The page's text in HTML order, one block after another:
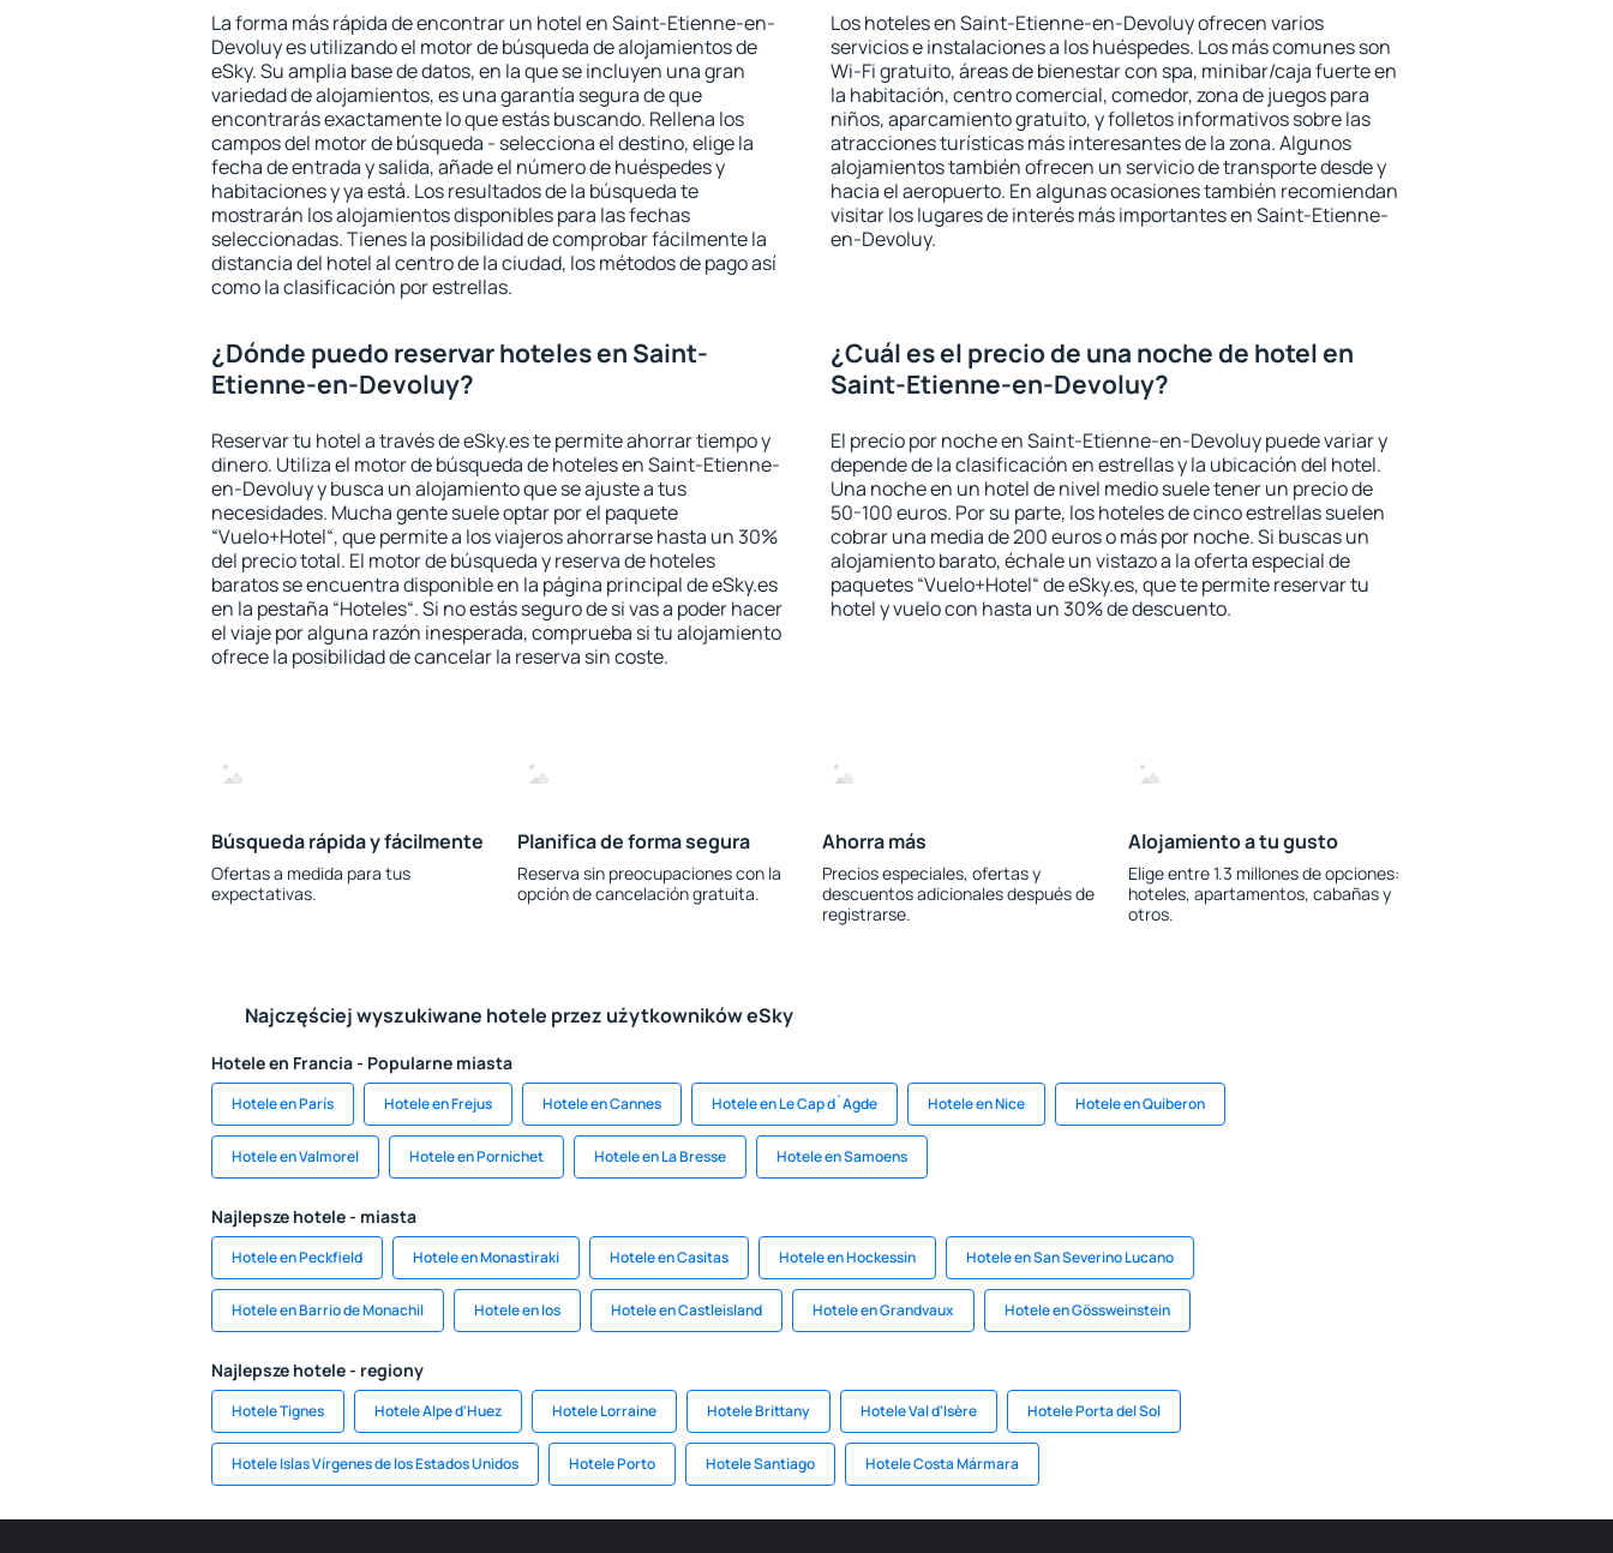
La forma más rápida de encontrar un hotel en Saint-Etienne-en-
Devoluy es utilizando el motor de búsqueda de alojamientos de
eSky. Su amplia base de datos, en la que se incluyen una gran
variedad de alojamientos, es una garantía segura de que
encontrarás exactamente lo que estás buscando. Rellena los
campos del motor de búsqueda - selecciona el destino, elige la
fecha de entrada y salida, añade el número de huéspedes y
habitaciones y ya está. Los resultados de la búsqueda te
mostrarán los alojamientos disponibles para las fechas
seleccionadas. Tienes la posibilidad de comprobar fácilmente la
distancia del hotel al centro de la ciudad, los métodos de pago así
como la clasificación por estrellas.
Los hoteles en Saint-Etienne-en-Devoluy ofrecen varios
servicios e instalaciones a los huéspedes. Los más comunes son
Wi-Fi gratuito, áreas de bienestar con spa, minibar/caja fuerte en
la habitación, centro comercial, comedor, zona de juegos para
niños, aparcamiento gratuito, y folletos informativos sobre las
atracciones turísticas más interesantes de la zona. Algunos
alojamientos también ofrecen un servicio de transporte desde y
hacia el aeropuerto. En algunas ocasiones también recomiendan
visitar los lugares de interés más importantes en Saint-Etienne-
en-Devoluy.
¿Dónde puedo reservar hoteles en Saint-
Etienne-en-Devoluy?
Reservar tu hotel a través de eSky.es te permite ahorrar tiempo y
dinero. Utiliza el motor de búsqueda de hoteles en Saint-Etienne-
en-Devoluy y busca un alojamiento que se ajuste a tus
necesidades. Mucha gente suele optar por el paquete
“Vuelo+Hotel“, que permite a los viajeros ahorrarse hasta un 30%
del precio total. El motor de búsqueda y reserva de hoteles
baratos se encuentra disponible en la página principal de eSky.es
en la pestaña “Hoteles“. Si no estás seguro de si vas a poder hacer
el viaje por alguna razón inesperada, comprueba si tu alojamiento
ofrece la posibilidad de cancelar la reserva sin coste.
¿Cuál es el precio de una noche de hotel en
Saint-Etienne-en-Devoluy?
El precio por noche en Saint-Etienne-en-Devoluy puede variar y
depende de la clasificación en estrellas y la ubicación del hotel.
Una noche en un hotel de nivel medio suele tener un precio de
50-100 euros. Por su parte, los hoteles de cinco estrellas suelen
cobrar una media de 200 euros o más por noche. Si buscas un
alojamiento barato, échale un vistazo a la oferta especial de
paquetes “Vuelo+Hotel“ de eSky.es, que te permite reservar tu
hotel y vuelo con hasta un 30% de descuento.
Búsqueda rápida y fácilmente
Ofertas a medida para tus
expectativas.
Planifica de forma segura
Reserva sin preocupaciones con la
opción de cancelación gratuita.
Ahorra más
Precios especiales, ofertas y
descuentos adicionales después de
registrarse.
Alojamiento a tu gusto
Elige entre 1.3 millones de opciones:
hoteles, apartamentos, cabañas y
otros.
Najczęściej wyszukiwane hotele przez użytkowników eSky
Hotele en Francia - Popularne miasta
Hotele en París Hotele en Frejus Hotele en Cannes Hotele en Le Cap d`Agde Hotele en Nice Hotele en Quiberon
Hotele en Valmorel Hotele en Pornichet Hotele en La Bresse Hotele en Samoens
Najlepsze hotele - miasta
Hotele en Peckfield Hotele en Monastiraki Hotele en Casitas Hotele en Hockessin Hotele en San Severino Lucano
Hotele en Barrio de Monachil Hotele en Ios Hotele en Castleisland Hotele en Grandvaux Hotele en Gössweinstein
Najlepsze hotele - regiony
Hotele Tignes Hotele Alpe d'Huez Hotele Lorraine Hotele Brittany Hotele Val d'Isère Hotele Porta del Sol
Hotele Islas Vírgenes de los Estados Unidos Hotele Porto Hotele Santiago Hotele Costa Mármara